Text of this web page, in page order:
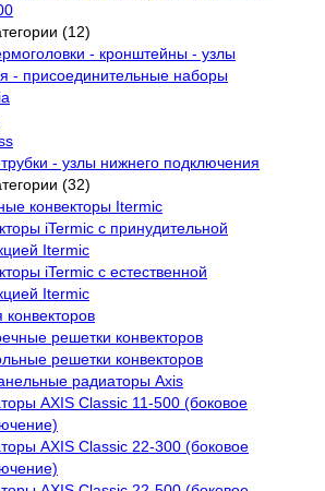
(12)
- кронштейны - узлы
- присоединительные наборы
- узлы нижнего подключения
(32)
конвекторы Itermic
iTermic c принудительной
Itermic
iTermic с естественной
Itermic
решетки конвекторов
решетки конвекторов
радиаторы Axis
AXIS Classic 11-500 (боковое
AXIS Classic 22-300 (боковое